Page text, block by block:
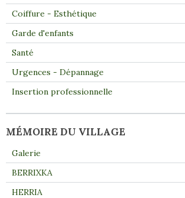
Coiffure - Esthétique
Garde d'enfants
Santé
Urgences - Dépannage
Insertion professionnelle
MÉMOIRE DU VILLAGE
Galerie
BERRIXKA
HERRIA